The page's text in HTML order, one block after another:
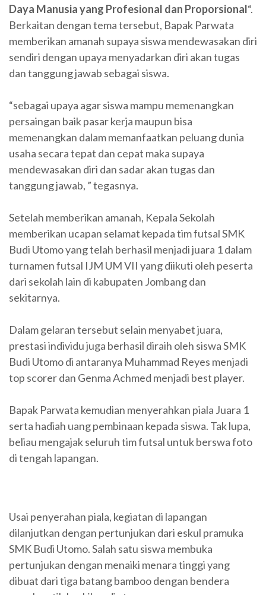
Daya Manusia yang Profesional dan Proporsional“.
Berkaitan dengan tema tersebut, Bapak Parwata
memberikan amanah supaya siswa mendewasakan diri
sendiri dengan upaya menyadarkan diri akan tugas
dan tanggung jawab sebagai siswa.
“sebagai upaya agar siswa mampu memenangkan
persaingan baik pasar kerja maupun bisa
memenangkan dalam memanfaatkan peluang dunia
usaha secara tepat dan cepat maka supaya
mendewasakan diri dan sadar akan tugas dan
tanggung jawab, ” tegasnya.
Setelah memberikan amanah, Kepala Sekolah
memberikan ucapan selamat kepada tim futsal SMK
Budi Utomo yang telah berhasil menjadi juara 1 dalam
turnamen futsal IJM UM VII yang diikuti oleh peserta
dari sekolah lain di kabupaten Jombang dan
sekitarnya.
Dalam gelaran tersebut selain menyabet juara,
prestasi individu juga berhasil diraih oleh siswa SMK
Budi Utomo di antaranya Muhammad Reyes menjadi
top scorer dan Genma Achmed menjadi best player.
Bapak Parwata kemudian menyerahkan piala Juara 1
serta hadiah uang pembinaan kepada siswa. Tak lupa,
beliau mengajak seluruh tim futsal untuk berswa foto
di tengah lapangan.
Usai penyerahan piala, kegiatan di lapangan
dilanjutkan dengan pertunjukan dari eskul pramuka
SMK Budi Utomo. Salah satu siswa membuka
pertunjukan dengan menaiki menara tinggi yang
dibuat dari tiga batang bamboo dengan bendera